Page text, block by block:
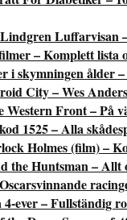
Luffarvisan
– Komplett lista
i skymningen ålder
City – Wes
Western Front – På
1525 – Alla
Holmes (film) –
the Huntsman – Allt
ever – Fullständig